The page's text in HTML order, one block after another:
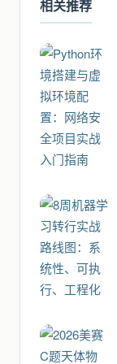
相关推荐